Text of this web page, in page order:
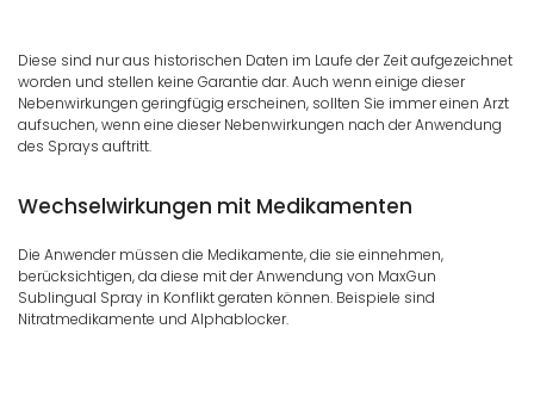
Diese sind nur aus historischen Daten im Laufe der Zeit aufgezeichnet
worden und stellen keine Garantie dar. Auch wenn einige dieser
Nebenwirkungen geringfügig erscheinen, sollten Sie immer einen Arzt
aufsuchen, wenn eine dieser Nebenwirkungen nach der Anwendung
des Sprays auftritt.
Wechselwirkungen mit Medikamenten
Die Anwender müssen die Medikamente, die sie einnehmen,
berücksichtigen, da diese mit der Anwendung von MaxGun
Sublingual Spray in Konflikt geraten können. Beispiele sind
Nitratmedikamente und Alphablocker.